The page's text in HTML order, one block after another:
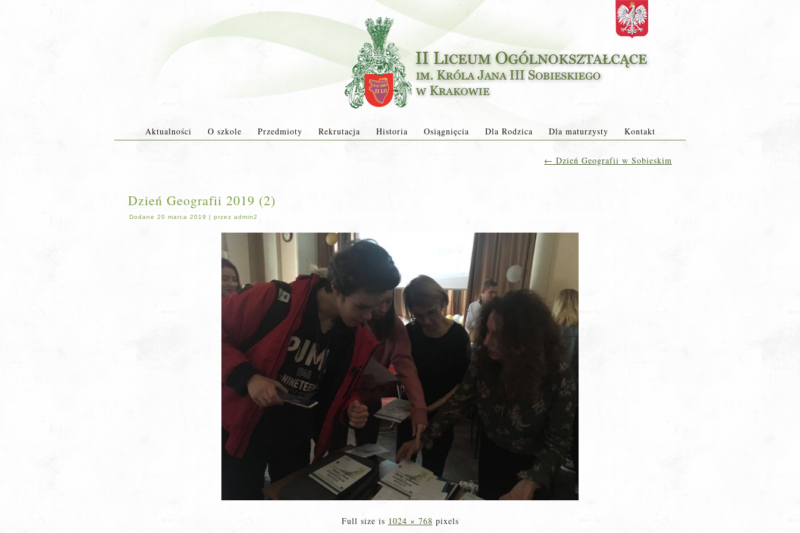
Aktualności O szkole Przedmioty Rekrutacja Historia Osiągnięcia Dla Rodzica Dla maturzysty Kontakt
← Dzień Geografii w Sobieskim
Dzień Geografii 2019 (2)
Dodane 20 marca 2019 | przez admin2
Full size is 1024 × 768 pixels